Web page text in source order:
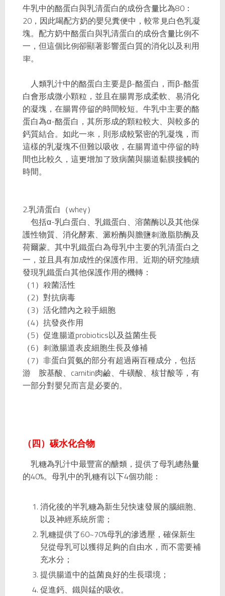
牛乳中的酪蛋白與乳清蛋白的成份含量比為80：
20，因此喝配方奶的嬰兒糞便中，較常見白色乳凝
塊。配方奶中酪蛋白與乳清蛋白的成份含量比例不
一，但這個比例卻顯著影響蛋白質的消化以及利用
率。
人類乳汁中的酪蛋白主要是β-酪蛋白，而β-酪蛋
白會形成微小顆粒，並且在腸胃形成柔軟、易消化
的凝塊，在腸胃停留的時間較短。牛乳中主要的酪
蛋白為α-酪蛋白，其所形成的顆粒較大、與較多的
鈣質結合。如此一來，則形成較緊密的乳凝塊，而
這樣的乳凝塊不但難以吸收，在腸胃道中停留的時
間也比較久，這更增加了致病菌與腸道黏膜接觸的
時間。
2.乳清蛋白（whey）
包括α-乳白蛋白、乳鐵蛋白、溶菌酶以及其他保
護性物質、消化酵素、澱粉酶與膽鹽刺激脂肪酶及
荷爾蒙。其中乳鐵蛋白為母乳中主要的乳清蛋白之
一，並且具有加成性的保護作用。近期的研究陸續
發現乳鐵蛋白其他保護作用的機轉：
（1）殺菌活性
（2）對抗病毒
（3）活化體內之殺手細胞
（4）抗發炎作用
（5）促進腸道probiotics以及益菌生長
（6）刺激腸道表皮細胞生長及修補
（7）非蛋白質氨的部分有超過兩百種成分，包括
游離胺基酸、carnitin肉鹼、牛磺酸、核甘酸等，有
一部分對嬰兒而言是必要的。
（四）碳水化合物
乳糖為乳汁中最豐富的醣類，提供了母乳總熱量
的40%。母乳中的乳糖有以下4個功能：
消化後的半乳糖為新生兒快速發展的腦細胞、
以及神經系統所需；
乳糖提供了60~70%母乳的滲透壓，確保新生
兒從母乳可以獲得足夠的自由水，而不需要補
充水分；
提供腸道中的益菌良好的生長環境；
促進鈣、鐵與錳的吸收。